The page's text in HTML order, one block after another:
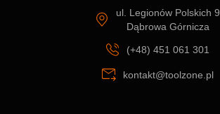
ul. Legionów Polskich 9
Dąbrowa Górnicza
(+48) 451 061 301
kontakt@toolzone.pl